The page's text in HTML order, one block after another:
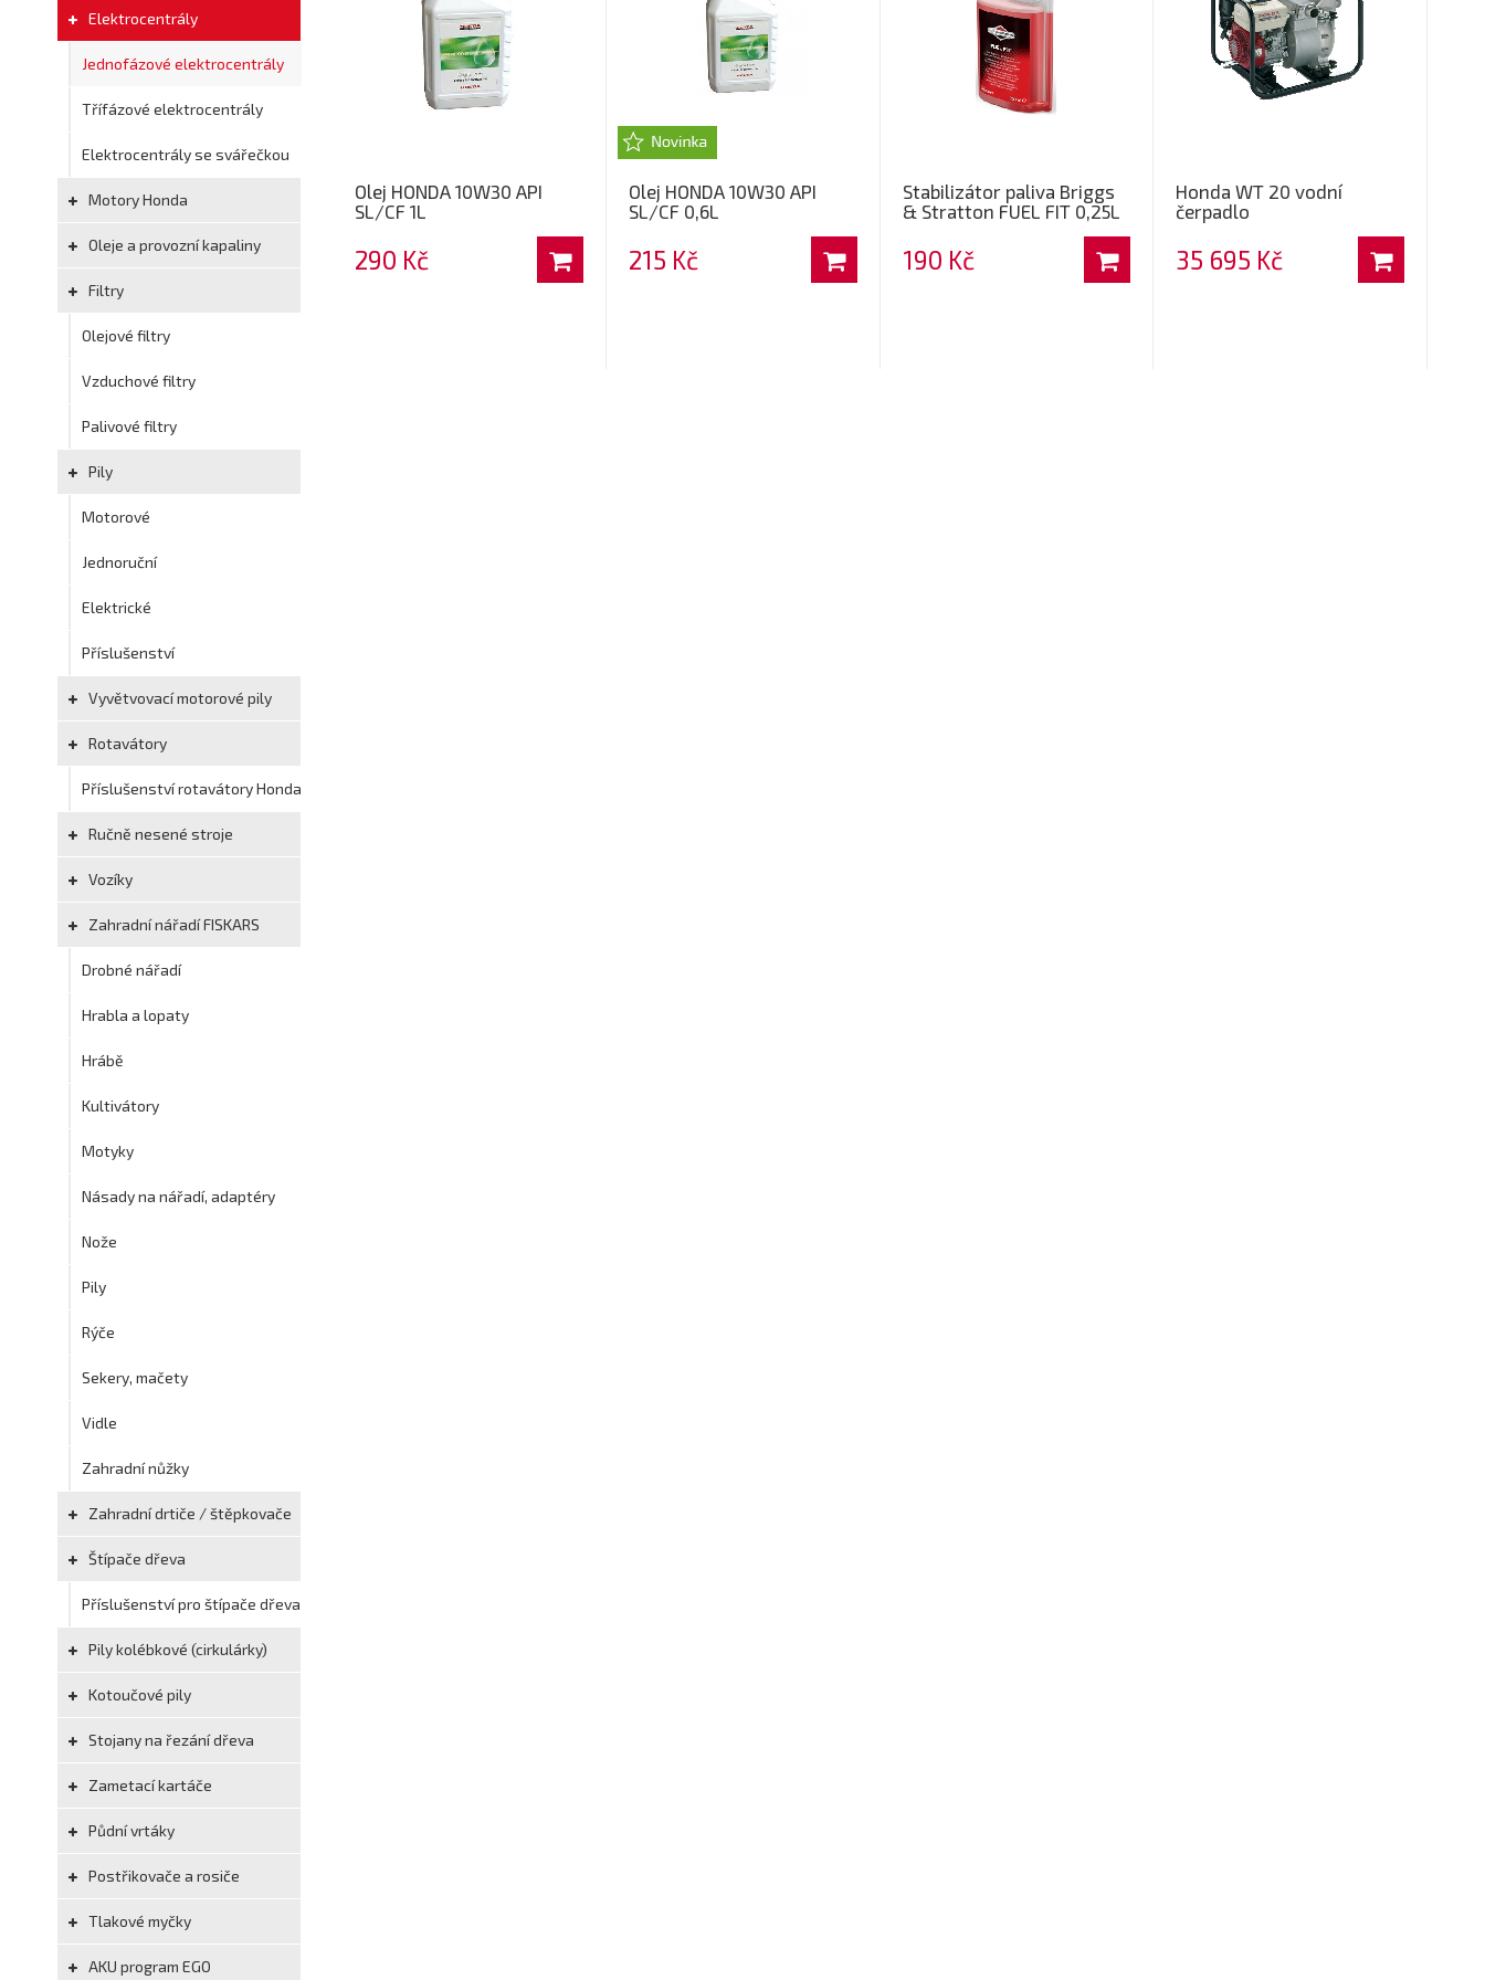
Elektrocentrály
Jednofázové elektrocentrály
Třífázové elektrocentrály
Elektrocentrály se svářečkou
Motory Honda
Oleje a provozní kapaliny
Filtry
Olejové filtry
Vzduchové filtry
Palivové filtry
Pily
Motorové
Jednoruční
Elektrické
Příslušenství
Vyvětvovací motorové pily
Rotavátory
Příslušenství rotavátory Honda
Ručně nesené stroje
Vozíky
Zahradní nářadí FISKARS
Drobné nářadí
Hrabla a lopaty
Hrábě
Kultivátory
Motyky
Násady na nářadí, adaptéry
Nože
Pily
Rýče
Sekery, mačety
Vidle
Zahradní nůžky
Zahradní drtiče / štěpkovače
Štípače dřeva
Příslušenství pro štípače dřeva
Pily kolébkové (cirkulárky)
Kotoučové pily
Stojany na řezání dřeva
Zametací kartáče
Půdní vrtáky
Postřikovače a rosiče
Tlakové myčky
AKU program EGO
Olej HONDA 10W30 API
SL/CF 1L
290 Kč
Olej HONDA 10W30 API
SL/CF 0,6L
215 Kč
Stabilizátor paliva Briggs
& Stratton FUEL FIT 0,25L
190 Kč
Honda WT 20 vodní
čerpadlo
35 695 Kč